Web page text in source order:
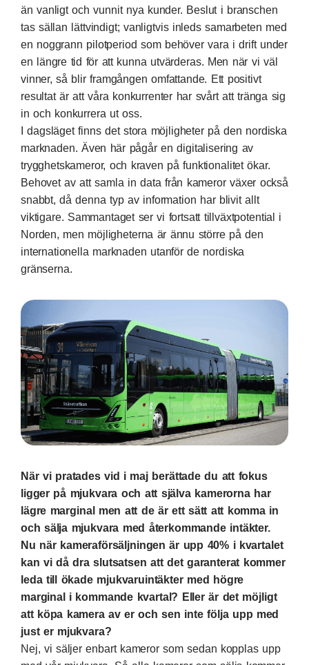
än vanligt och vunnit nya kunder. Beslut i branschen
tas sällan lättvindigt; vanligtvis inleds samarbeten med
en noggrann pilotperiod som behöver vara i drift under
en längre tid för att kunna utvärderas. Men när vi väl
vinner, så blir framgången omfattande. Ett positivt
resultat är att våra konkurrenter har svårt att tränga sig
in och konkurrera ut oss.
I dagsläget finns det stora möjligheter på den nordiska
marknaden. Även här pågår en digitalisering av
trygghetskameror, och kraven på funktionalitet ökar.
Behovet av att samla in data från kameror växer också
snabbt, då denna typ av information har blivit allt
viktigare. Sammantaget ser vi fortsatt tillväxtpotential i
Norden, men möjligheterna är ännu större på den
internationella marknaden utanför de nordiska
gränserna.
När vi pratades vid i maj berättade du att fokus
ligger på mjukvara och att själva kamerorna har
lägre marginal men att de är ett sätt att komma in
och sälja mjukvara med återkommande intäkter.
Nu när kameraförsäljningen är upp 40% i kvartalet
kan vi då dra slutsatsen att det garanterat kommer
leda till ökade mjukvaruintäkter med högre
marginal i kommande kvartal? Eller är det möjligt
att köpa kamera av er och sen inte följa upp med
just er mjukvara?
Nej, vi säljer enbart kameror som sedan kopplas upp